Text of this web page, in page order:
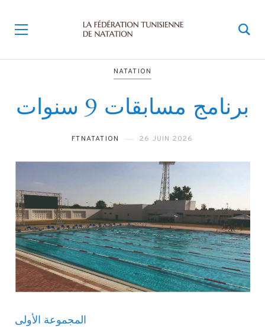
NATATION
برنامج مسابقات 9 سنوات
FTNATATION 26 JUIN 2026
المجموعة الأولى